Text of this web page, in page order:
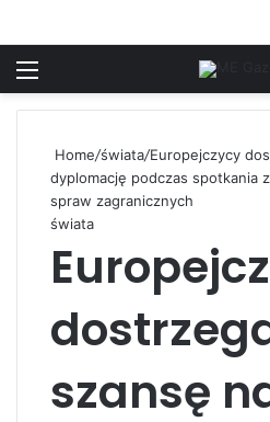
Home/świata/Europejczycy
dyplomację podczas spotkania
spraw zagranicznych
świata
szansę